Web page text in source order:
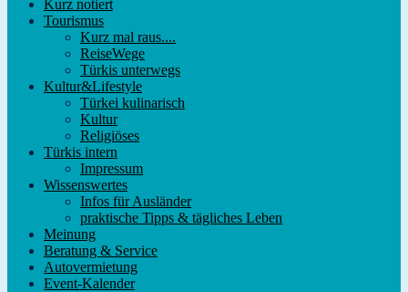
Kurz notiert
Tourismus
Kurz mal raus....
ReiseWege
Türkis unterwegs
Kultur&Lifestyle
Türkei kulinarisch
Kultur
Religiöses
Türkis intern
Impressum
Wissenswertes
Infos für Ausländer
praktische Tipps & tägliches Leben
Meinung
Beratung & Service
Autovermietung
Event-Kalender